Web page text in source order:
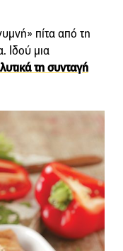
πίτα από τη
Ιδού μια
τη συνταγή